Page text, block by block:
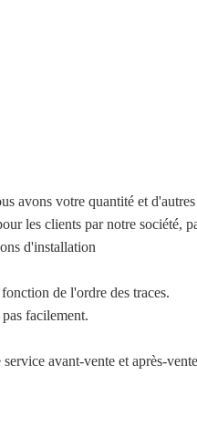
avons votre quantité et
les clients par notre société,
d'installation
de l'ordre des traces.
facilement.
service avant-vente et après-